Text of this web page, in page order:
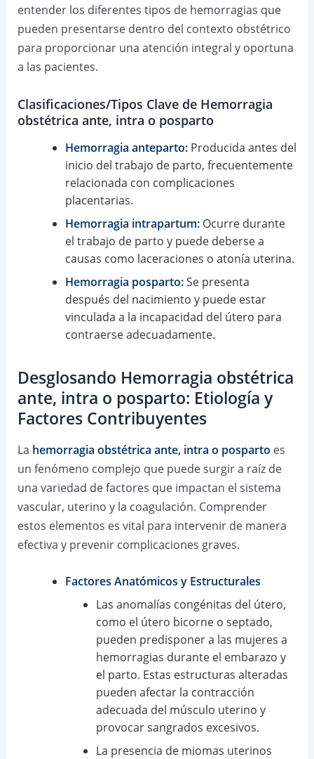
entender los diferentes tipos de hemorragias que
pueden presentarse dentro del contexto obstétrico
para proporcionar una atención integral y oportuna
a las pacientes.
Clasificaciones/Tipos Clave de Hemorragia
obstétrica ante, intra o posparto
Hemorragia anteparto:Producida antes del
inicio del trabajo de parto, frecuentemente
relacionada con complicaciones
placentarias.
Hemorragia intrapartum:Ocurre durante
el trabajo de parto y puede deberse a
causas como laceraciones o atonía uterina.
Hemorragia posparto:Se presenta
después del nacimiento y puede estar
vinculada a la incapacidad del útero para
contraerse adecuadamente.
Desglosando Hemorragia obstétrica
ante, intra o posparto: Etiología y
Factores Contribuyentes
La hemorragia obstétrica ante, intra o posparto es
un fenómeno complejo que puede surgir a raíz de
una variedad de factores que impactan el sistema
vascular, uterino y la coagulación. Comprender
estos elementos es vital para intervenir de manera
efectiva y prevenir complicaciones graves.
Factores Anatómicos y Estructurales
Las anomalías congénitas del útero,
como el útero bicorne o septado,
pueden predisponer a las mujeres a
hemorragias durante el embarazo y
el parto. Estas estructuras alteradas
pueden afectar la contracción
adecuada del músculo uterino y
provocar sangrados excesivos.
La presencia de miomas uterinos